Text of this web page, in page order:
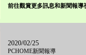
前往觀賞更多訊息和新聞報導
2020/02/25
PCHOME新聞報導